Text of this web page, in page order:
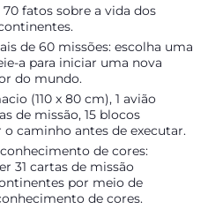
fatos sobre a vida dos
de 60 missões: escolha uma
a para iniciar uma nova
do mundo.
(110 x 80 cm), 1 avião
de missão, 15 blocos
caminho antes de executar.
de cores:
31 cartas de missão
por meio de
de cores.